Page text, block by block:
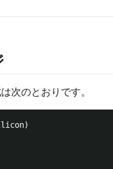
次のとおりです。